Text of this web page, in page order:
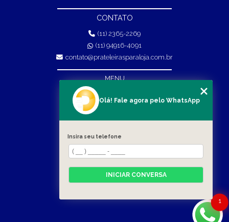
CONTATO
(11) 2365-2269
(11) 94916-4091
contato@prateleirasparaloja.com.br
MENU
BLOG
CONTATO
CATEGORIAS
1
Olá! Fale agora pelo WhatsApp
Insira seu telefone
INICIAR CONVERSA